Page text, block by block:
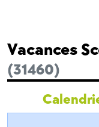
Vacances
(31460)